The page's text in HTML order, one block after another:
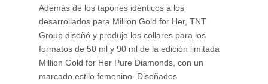
Además de los tapones idénticos a los
desarrollados para Million Gold for Her, TNT
Group diseñó y produjo los collares para los
formatos de 50 ml y 90 ml de la edición limitada
Million Gold for Her Pure Diamonds, con un
marcado estilo femenino. Diseñados